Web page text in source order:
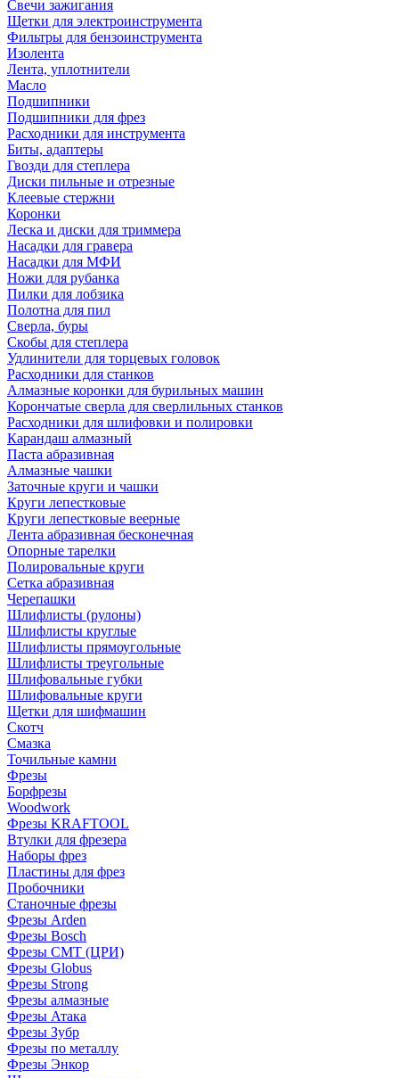
Свечи зажигания
Щетки для электроинструмента
Фильтры для бензоинструмента
Изолента
Лента, уплотнители
Масло
Подшипники
Подшипники для фрез
Расходники для инструмента
Биты, адаптеры
Гвозди для степлера
Диски пильные и отрезные
Клеевые стержни
Коронки
Леска и диски для триммера
Насадки для гравера
Насадки для МФИ
Ножи для рубанка
Пилки для лобзика
Полотна для пил
Сверла, буры
Скобы для степлера
Удлинители для торцевых головок
Расходники для станков
Алмазные коронки для бурильных машин
Корончатые сверла для сверлильных станков
Расходники для шлифовки и полировки
Карандаш алмазный
Паста абразивная
Алмазные чашки
Заточные круги и чашки
Круги лепестковые
Круги лепестковые веерные
Лента абразивная бесконечная
Опорные тарелки
Полировальные круги
Сетка абразивная
Черепашки
Шлифлисты (рулоны)
Шлифлисты круглые
Шлифлисты прямоугольные
Шлифлисты треугольные
Шлифовальные губки
Шлифовальные круги
Щетки для шифмашин
Скотч
Смазка
Точильные камни
Фрезы
Борфрезы
Woodwork
Фрезы KRAFTOOL
Втулки для фрезера
Наборы фрез
Пластины для фрез
Пробочники
Станочные фрезы
Фрезы Arden
Фрезы Bosch
Фрезы CMT (ЦРИ)
Фрезы Globus
Фрезы Strong
Фрезы алмазные
Фрезы Атака
Фрезы Зубр
Фрезы по металлу
Фрезы Энкор